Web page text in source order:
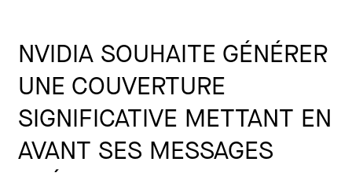
NVIDIA SOUHAITE GÉNÉRER
UNE COUVERTURE
SIGNIFICATIVE METTANT EN
AVANT SES MESSAGES